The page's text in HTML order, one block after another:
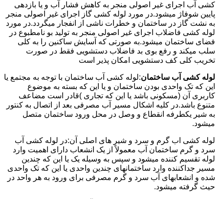
کشی آب اجرای غیر اصولی منجر به کاهش فشار آب و یا بازدهی
پایین شوفاژ میشود.در مورد لوله کشی گاز اجرای غیر اصولی منجر
به نشت گاز در ساختمان و خطرات ناشی از انفجار میگردد.در مورد
لوله کشی فاضلاب اجرای غیر اصولی منجر به تولید بو نامطبوع در
فضای ساختمان میشود.به صورتی که آسایش ساکنین را به کلی
سلب میکند و رفع بوی بد فاضلاب دستشویی فقط در صورت
تخریب کلی کف دستشویی امکان پذیر است
لوله کشی آب ساختمان:لوله کشی آب ساختمان با توجه به مجتمع یا
این که تک واحدی بودن ساختمان و یا این که بسته به موضوع
کاربری آن (مسکونی باشد یا این که تجاری )قادر است مضاعف
متنوع باشد.در کلیه اشکال مسیر آب مصرفی بعد از اتصال به کنتور
به شیر یکطرفه انقطاع و وصل در محل ورود ساختمان متصل
میشود.
لوله کشی اب گرم و سرد و شیر های اصلی آن:در لوله کشی آب
سرد و گرم ساختمان آب معمولاً از یک انشعاب دارای اهمیت وارد
لوله تقسیم کننده میشود و سپس به وسیله یک یا این که چندین
مسیر جداکننده وارد ساختمانهای چندین واحدی یا این که تک واحدی
شده و انشعابهای آب سرد و گرم مصرفی برای ورود به هر واحد در
حیث گرفته میشود.